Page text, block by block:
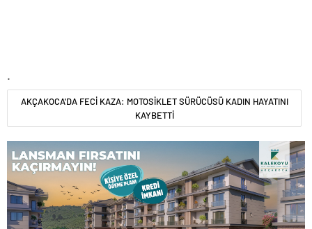
AKÇAKOCA'DA FECİ KAZA: MOTOSİKLET SÜRÜCÜSÜ KADIN HAYATINI
KAYBETTİ